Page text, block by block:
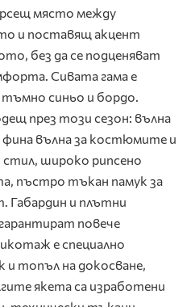
място между
и поставящ акцент
без да се подценяват
Сивата гама е
синьо и бордо.
през този сезон: вълна
фина вълна за костюмите и
стил, широко рипсено
пъстро тъкан памук за
Габардин и плътни
повече
е специално
и топъл на докосване,
якета са изработени